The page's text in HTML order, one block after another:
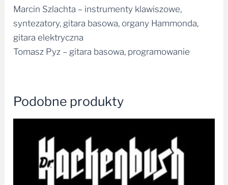
Marcin Szlachta – instrumenty klawiszowe,
syntezatory, gitara basowa, organy Hammonda,
gitara elektryczna
Tomasz Pyz – gitara basowa, programowanie
Podobne produkty